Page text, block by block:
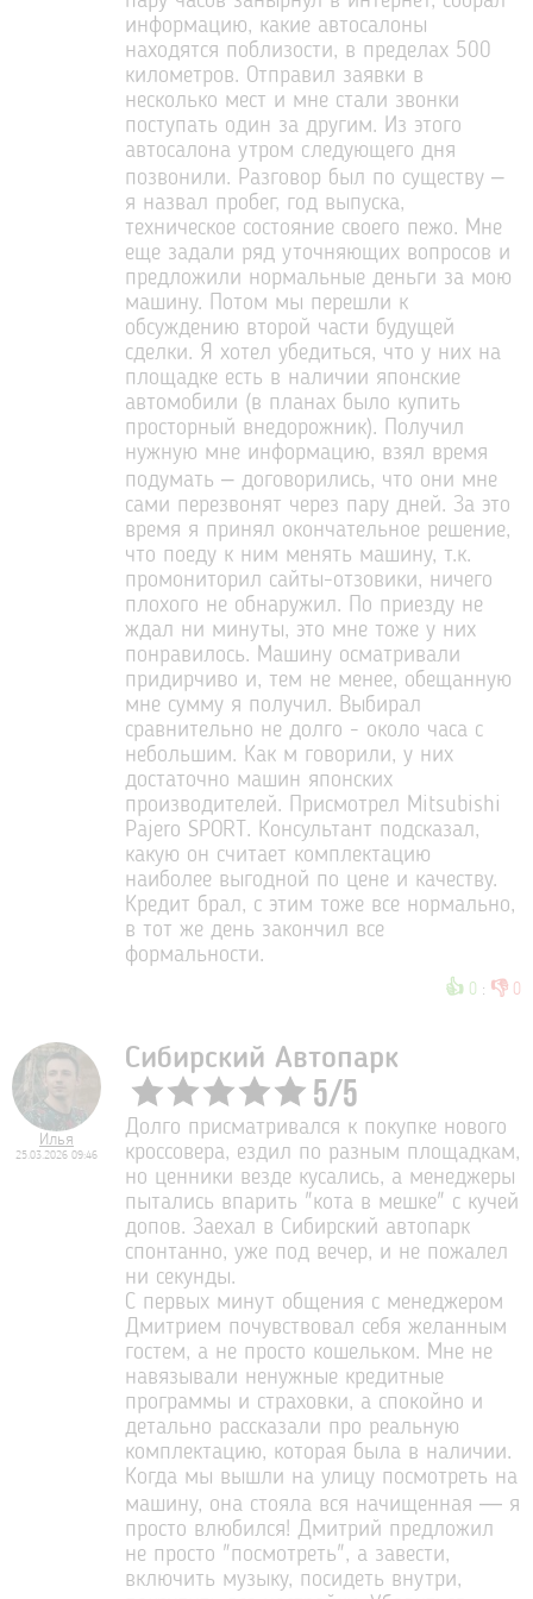
информацию, какие автосалоны
находятся поблизости, в пределах 500
километров. Отправил заявки в
несколько мест и мне стали звонки
поступать один за другим. Из этого
автосалона утром следующего дня
позвонили. Разговор был по существу –
я назвал пробег, год выпуска,
техническое состояние своего пежо. Мне
еще задали ряд уточняющих вопросов и
предложили нормальные деньги за мою
машину. Потом мы перешли к
обсуждению второй части будущей
сделки. Я хотел убедиться, что у них на
площадке есть в наличии японские
автомобили (в планах было купить
просторный внедорожник). Получил
нужную мне информацию, взял время
подумать – договорились, что они мне
сами перезвонят через пару дней. За это
время я принял окончательное решение,
что поеду к ним менять машину, т.к.
промониторил сайты-отзовики, ничего
плохого не обнаружил. По приезду не
ждал ни минуты, это мне тоже у них
понравилось. Машину осматривали
придирчиво и, тем не менее, обещанную
мне сумму я получил. Выбирал
сравнительно не долго - около часа с
небольшим. Как м говорили, у них
достаточно машин японских
производителей. Присмотрел Mitsubishi
Pajero SPORT. Консультант подсказал,
какую он считает комплектацию
наиболее выгодной по цене и качеству.
Кредит брал, с этим тоже все нормально,
в тот же день закончил все
формальности.
👍 : 👎
Илья
25.03.2026 09:46
Сибирский Автопарк
5/5
Долго присматривался к покупке нового
кроссовера, ездил по разным площадкам,
но ценники везде кусались, а менеджеры
пытались впарить "кота в мешке" с кучей
допов. Заехал в Сибирский автопарк
спонтанно, уже под вечер, и не пожалел
ни секунды.
С первых минут общения с менеджером
Дмитрием почувствовал себя желанным
гостем, а не просто кошельком. Мне не
навязывали ненужные кредитные
программы и страховки, а спокойно и
детально рассказали про реальную
комплектацию, которая была в наличии.
Когда мы вышли на улицу посмотреть на
машину, она стояла вся начищенная — я
просто влюбился! Дмитрий предложил
не просто "посмотреть", а завести,
включить музыку, посидеть внутри,